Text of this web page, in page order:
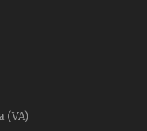
(VA)